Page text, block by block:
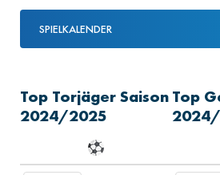
SPIELKALENDER
Top Torjäger Saison
2024/2025
Top